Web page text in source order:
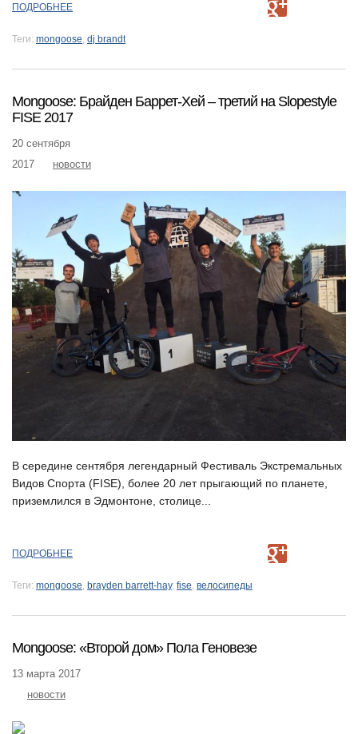
ПОДРОБНЕЕ
Теги: mongoose, dj brandt
Mongoose: Брайден Баррет-Хей – третий на Slopestyle
FISE 2017
20 сентября
2017
новости
В середине сентября легендарный Фестиваль Экстремальных
Видов Спорта (FISE), более 20 лет прыгающий по планете,
приземлился в Эдмонтоне, столице...
ПОДРОБНЕЕ
Теги: mongoose, brayden barrett-hay, fise, велосипеды
Mongoose: «Второй дом» Пола Геновезе
13 марта 2017
новости